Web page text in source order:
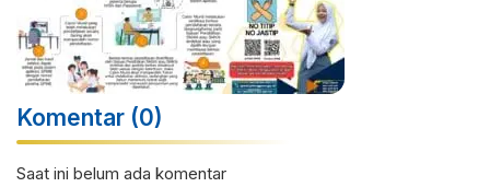
Komentar (0)
Saat ini belum ada komentar